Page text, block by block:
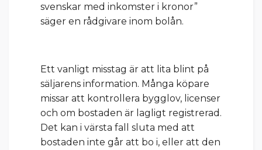
svenskar med inkomster i kronor”
säger en rådgivare inom bolån.
Ett vanligt misstag är att lita blint på
säljarens information. Många köpare
missar att kontrollera bygglov, licenser
och om bostaden är lagligt registrerad.
Det kan i värsta fall sluta med att
bostaden inte går att bo i, eller att den